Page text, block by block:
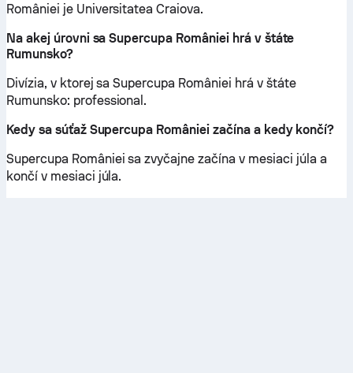
României je Universitatea Craiova.
Na akej úrovni sa Supercupa României hrá v štáte
Rumunsko?
Divízia, v ktorej sa Supercupa României hrá v štáte
Rumunsko: professional.
Kedy sa súťaž Supercupa României začína a kedy končí?
Supercupa României sa zvyčajne začína v mesiaci júla a
končí v mesiaci júla.